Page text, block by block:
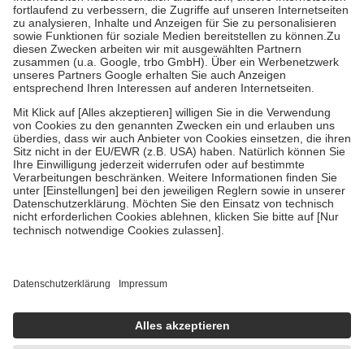
Prozent des Abgabepreises,mindestens jedochfünf Euround
höchstens zehn Euro.Es sind jedoch nie mehr als die tatsächlichen
Kosten der Leistung zu entrichten.
Diese Regeln gelten grundsätzlich auch für Online-Apotheken.
Bei Heilmitteln und häuslicher Krankenpflege beträgt die
Zuzahlung zehn Prozent der Kosten sowie zehn Euro je
Verordnung.
Um das Engagement der Versicherten für ihre eigene Gesundheit zu
stärken und die besondere Stellung der Familie zu unterstützen,
fallenkeine Zuzahlungenan bei:
• Kindern und Jugendlichen bis zum vollendeten 18. Lebensjahr
mit Ausnahme der Fahrkosten
• Untersuchungen zur Vorsorge und Früherkennung, die von der
GKV getragen werden
Einholung von Bewertungen. Trusted Shops hat Maßnahmen
getroffen, um sicherzustellen, dass es sich um echte Bewertungen
handelt. Mehr Informationen findest du hier: